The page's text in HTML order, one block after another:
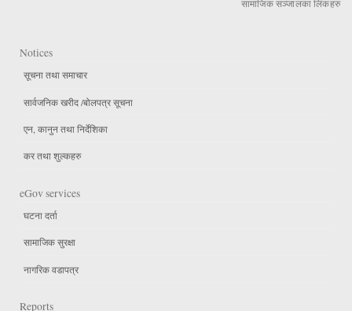
सामाजिक सञ्जालका लिंकहरु
Notices
सूचना तथा समाचार
सार्वजनिक खरीद /बोलपत्र सूचना
एन, कानुन तथा निर्देशिका
कर तथा शुल्कहरु
eGov services
घटना दर्ता
सामाजिक सुरक्षा
नागरिक वडापत्र
Reports